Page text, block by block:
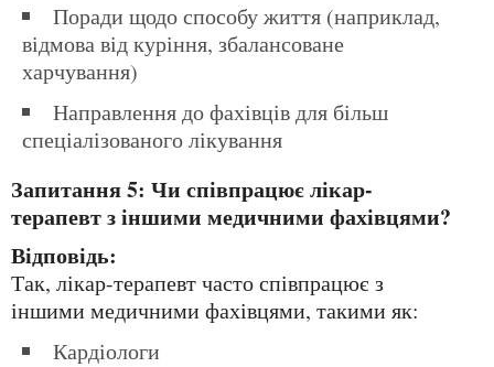
Поради щодо способу життя (наприклад,
відмова від куріння, збалансоване
харчування)
Направлення до фахівців для більш
спеціалізованого лікування
Запитання 5: Чи співпрацює лікар-
терапевт з іншими медичними фахівцями?
Відповідь:
Так, лікар-терапевт часто співпрацює з
іншими медичними фахівцями, такими як:
Кардіологи